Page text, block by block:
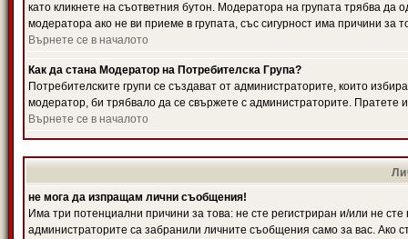
като кликнете на съответния бутон. Модератора на групата трябва
модератора ако не ви приеме в групата, със сигурност има причини за
Върнете се в началото
Как да стана Модератор на Потребителска Група?
Потребителските групи се създават от администраторите, които
модератор, би трябвало да се свържете с администраторите.
Върнете се в началото
не мога да изпращам лични съобщения!
Има три потенциални причини за това: не сте регистриран и/или не
администраторите са забранили личните съобщения само за вас. Ако